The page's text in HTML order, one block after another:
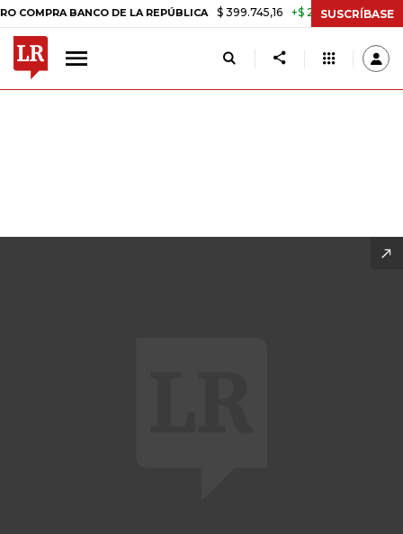
DE LA REPÚBLICA $ 399.745,16 +$ 2.295,71 +0,58% TASA DE
SUSCRÍBASE